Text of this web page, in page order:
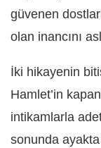
güvenen
olan inancını
İki hikayenin
Hamlet’in
intikamlarla
sonunda